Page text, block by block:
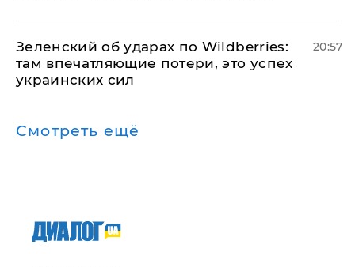
Зеленский об ударах по Wildberries:
там впечатляющие потери, это успех
украинских сил
20:57
Смотреть ещё